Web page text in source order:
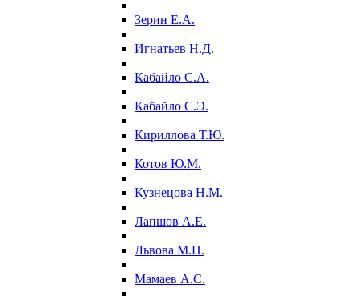
Зерин Е.А.
Игнатьев Н.Д.
Кабайло С.А.
Кабайло С.Э.
Кириллова Т.Ю.
Котов Ю.М.
Кузнецова Н.М.
Лапшов А.Е.
Львова М.Н.
Мамаев А.С.